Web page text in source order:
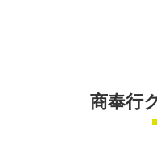
商奉行